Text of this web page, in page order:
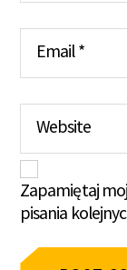
Email*
Website
Zapamiętaj
pisania